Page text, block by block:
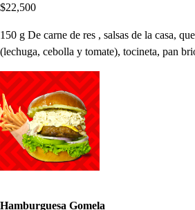
$22,500
150 g De carne de res , salsas de la casa,
(lechuga, cebolla y tomate), tocineta, pan
Hamburguesa Gomela